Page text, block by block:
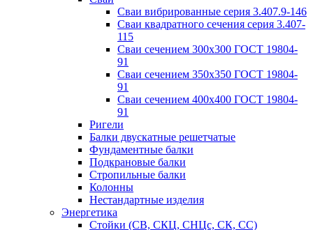
Сваи вибрированные серия 3.407.9-146
Сваи квадратного сечения серия 3.407-
115
Сваи сечением 300х300 ГОСТ 19804-
91
Сваи сечением 350х350 ГОСТ 19804-
91
Сваи сечением 400х400 ГОСТ 19804-
91
Ригели
Балки двускатные решетчатые
Фундаментные балки
Подкрановые балки
Стропильные балки
Колонны
Нестандартные изделия
Энергетика
Стойки (СВ, СКЦ, СНЦс, СК, СС)